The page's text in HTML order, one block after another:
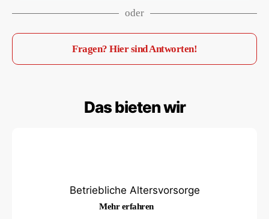
oder
Fragen? Hier sind Antworten!
Das bieten wir
Betriebliche Altersvorsorge
Mehr erfahren